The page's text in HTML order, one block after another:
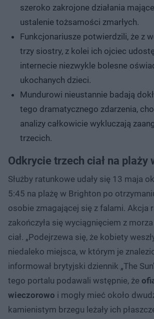
szeroko zakrojone działania
ustalenie tożsamości zmarłych.
Funkcjonariusze potwierdzili, że z
trzy siostry, z kolei ich ojciec
internecie niezwykle bolesne
ukochanych dzieci.
Mundurowi nieustannie badają
tego dramatycznego zdarzenia,
analizy całkowicie wykluczają
trzecich.
Odkrycie trzech ciał na plaży
Służby ratunkowe udały się 13 maja
5:45 na plażę w Brighton po
osobie zmagającej się z falami. Akcja
zakończyła się wyciągnięciem z
ciał. „Podejrzewa się, że kobiety
niedaleko miejsca, w którym je
informował brytyjski dziennik „The
tego portalu podawali wstępnie, że
wieczorowo i mogły mieć około
kamienistym brzegu leżały ich